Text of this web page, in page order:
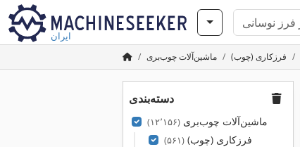
ایران
ماشین‌آلات چوب‌بری فرزکاری (چوب)
دسته‌بندی
ماشین‌آلات چوب‌بری(۱۲٬۱۵۶)
فرزکاری (چوب)(۵۶۱)